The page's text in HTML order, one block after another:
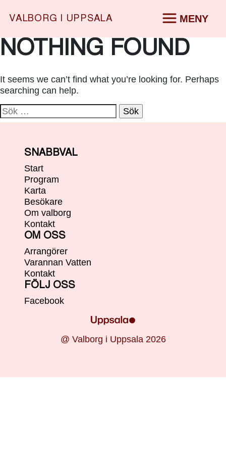
Skip
to
VALBORG I UPPSALA MENY
START
KARTA
BESÖKARE ▶
SV | EN
START
KARTA
BESÖKARE
▶
KONTAKT
SV | EN
NOTHING FOUND
It seems we can’t find what you’re looking for. Perhaps
searching can help.
Sök
efter:
SNABBVAL
Start
Program
Karta
Besökare
Om valborg
Kontakt
OM OSS
Arrangörer
Varannan Vatten
Kontakt
FÖLJ OSS
Facebook
@ Valborg i Uppsala 2026